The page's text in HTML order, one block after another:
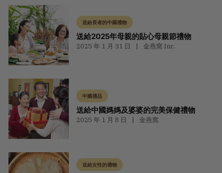
送給長者的中國禮物
送給2025年母親的貼心母親節禮物
2025 年 1 月 31 日 金燕窩 Inc.
中國禮品
送給中國媽媽及婆婆的完美保健禮物
2025 年 1 月 8 日 金燕窩
送給女性的禮物